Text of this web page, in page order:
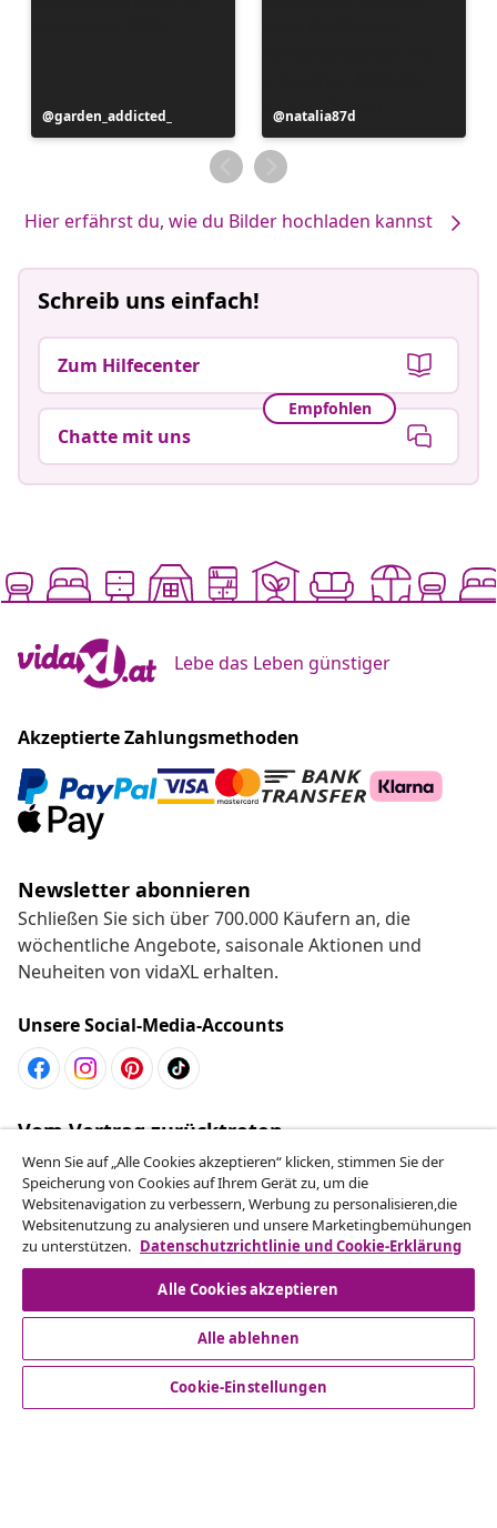
Beitrag
veröffentlicht
garden_addicted_
Beitrag
veröffentlicht
von
natalia87d
Hier erfährst du, wie du Bilder hochladen kannst
Schreib uns einfach!
Zum Hilfecenter
Empfohlen
Chatte mit uns
Lebe das Leben günstiger
Akzeptierte Zahlungsmethoden
Newsletter abonnieren
Schließen Sie sich über 700.000 Käufern an, die
wöchentliche Angebote, saisonale Aktionen und
Neuheiten von vidaXL erhalten.
Unsere Social-Media-Accounts
Vom Vertrag zurücktreten
Reiche einen Widerrufsantrag für deine Bestellung
ein.
Vom Vertrag zurücktreten
Business
Wenn Sie auf „Alle Cookies akzeptieren“ klicken, stimmen Sie der
Speicherung von Cookies auf Ihrem Gerät zu, um die
Websitenavigation zu verbessern, Werbung zu personalisieren,die
Websitenutzung zu analysieren und unsere Marketingbemühungen
zu unterstützen. Datenschutzrichtlinie und Cookie-Erklärung
Alle Cookies akzeptieren
Alle ablehnen
Cookie-Einstellungen